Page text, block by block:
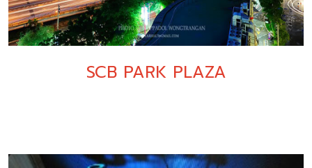
SCB PARK PLAZA